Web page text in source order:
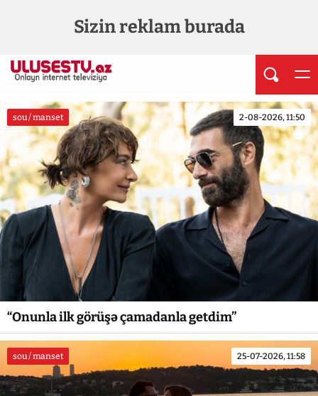
Sizin reklam burada
sou / manset 2-08-2026, 11:50
“Onunla ilk görüşə çamadanla getdim”
sou / manset 25-07-2026, 11:58